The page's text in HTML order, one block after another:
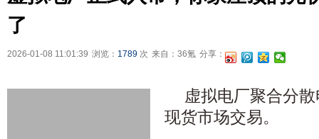
了
2026-01-08 11:01:39 浏览： 1789 次 来自：36氪 分享：
虚拟电厂聚合分
现货市场交易。